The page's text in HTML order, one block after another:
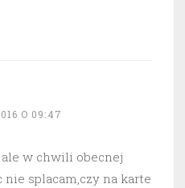
O 09:47
w chwili obecnej
splacam,czy na karte